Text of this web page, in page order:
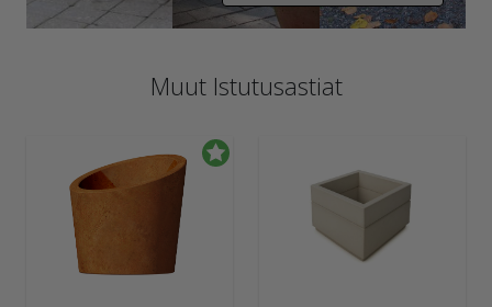
Muut Istutusastiat